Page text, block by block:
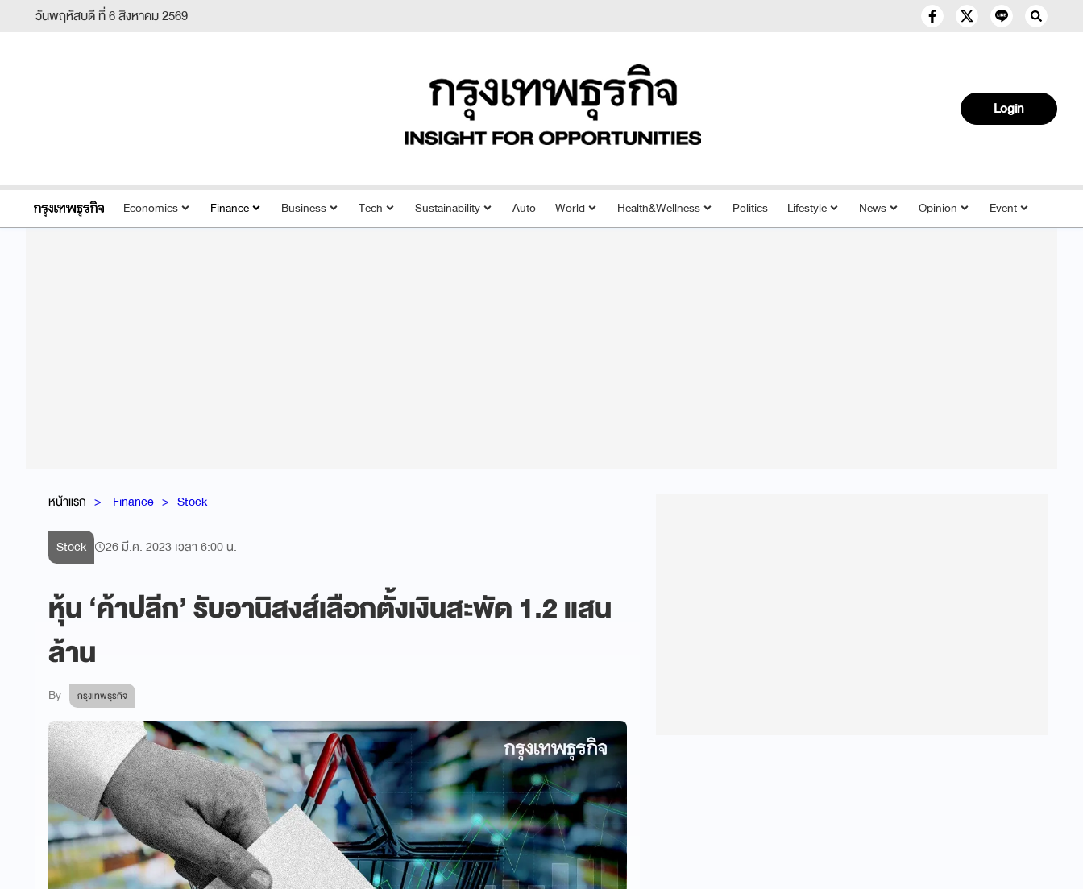
วันพฤหัสบดี ที่ 6 สิงหาคม 2569
Login
Economics Finance Business Tech Sustainability Auto World Health&Wellness Politics Lifestyle News Opinion Event
หน้าแรก Finance Stock
Stock 26 มี.ค. 2023 เวลา 6:00 น.
หุ้น ‘ค้าปลีก’ รับอานิสงส์เลือกตั้งเงินสะพัด 1.2 แสน
ล้าน
By กรุงเทพธุรกิจ